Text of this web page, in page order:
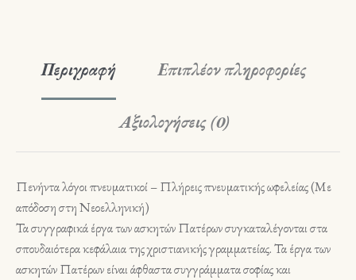
Περιγραφή Επιπλέον πληροφορίες
Αξιολογήσεις (0)
Πενήντα λόγοι πνευματικοί – Πλήρεις πνευματικής ωφελείας (Με
απόδοση στη Νεοελληνική)
Τα συγγραφικά έργα των ασκητών Πατέρων συγκαταλέγονται στα
σπουδαιότερα κεφάλαια της χριστιανικής γραμματείας. Τα έργα των
ασκητών Πατέρων είναι άφθαστα συγγράμματα σοφίας και